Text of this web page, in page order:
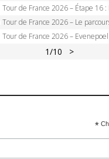
Tour de France 2026 – Étape 16 : Evenepoel, Pogacar, Ganna… qui domptera le chrono d’Évian pour
Tour de France 2026 – Le parcours officiel complet : 21 étapes, profils,
Tour de France 2026 – Evenepoel gagne à Solaison, Vingegaard abandonne, Pogacar
1/10 >
*